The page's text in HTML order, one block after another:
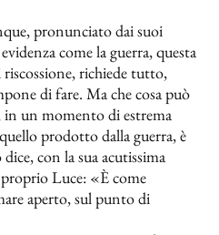
pronunciato dai suoi
come la guerra, questa
richiede tutto,
di fare. Ma che cosa può
in un momento di estrema
prodotto dalla guerra, è
con la sua acutissima
Luce: «È come
aperto, sul punto di